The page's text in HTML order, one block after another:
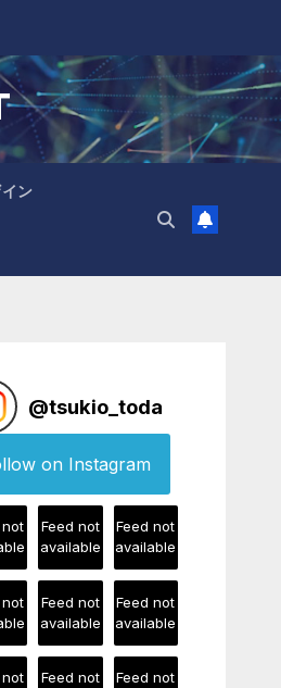
ン
@tsukio_toda
on Instagram
not
Feed not
available
Feed not
available
not
Feed not
available
Feed not
available
not
Feed not
Feed not